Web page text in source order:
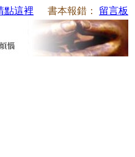
點這裡 書本報錯： 留言板